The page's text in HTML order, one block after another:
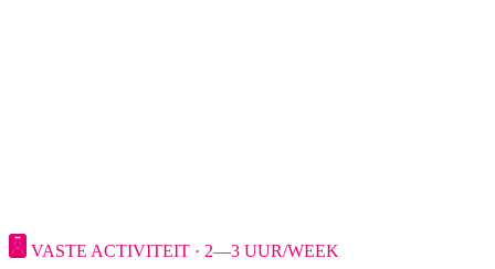
VASTE ACTIVITEIT · 2—3 UUR/WEEK